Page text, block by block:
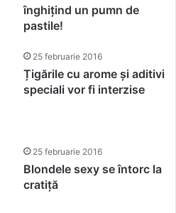
înghițind un pumn de
pastile!
25 februarie 2016
Țigările cu arome și aditivi
speciali vor fi interzise
25 februarie 2016
Blondele sexy se întorc la
cratiță